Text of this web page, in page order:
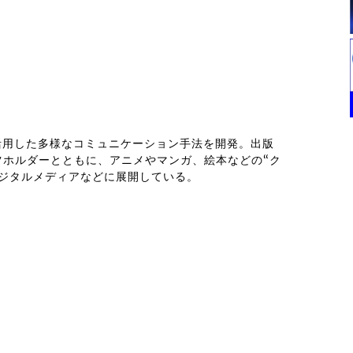
した多様なコミュニケーション手法を開発。出版
ルダーとともに、アニメやマンガ、絵本などの“ク
ルメディアなどに展開している。